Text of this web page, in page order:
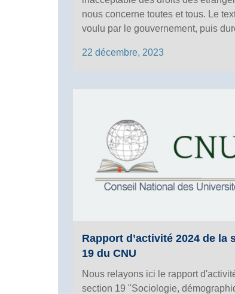
nous concerne toutes et tous. Le
voulu par le gouvernement, puis
22 décembre, 2023
Rapport d’activité 2024 de la
19 du CNU
Nous relayons ici le rapport
section 19 "Sociologie,